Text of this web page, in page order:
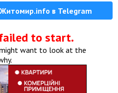
Житомир.info в Telegram
failed to start.
want to look at the